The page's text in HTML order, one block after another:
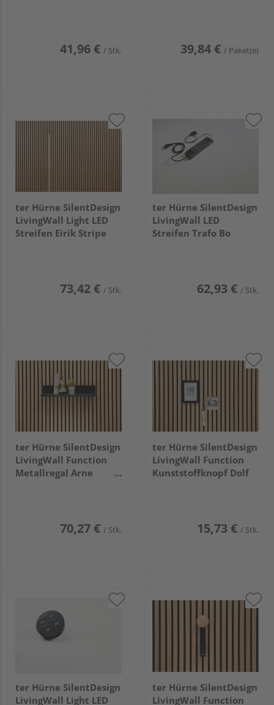
41,96 € / Stk. 39,84 € / Paket(e)
ter Hürne SilentDesign
LivingWall Light LED
Streifen Eirik Stripe
73,42 € / Stk.
ter Hürne SilentDesign
LivingWall LED
Streifen Trafo Bo
62,93 € / Stk.
ter Hürne SilentDesign
LivingWall Function
Metallregal Arne
70,27 € / Stk.
ter Hürne SilentDesign
LivingWall Function
Kunststoffknopf Dolf
15,73 € / Stk.
ter Hürne SilentDesign
LivingWall Light LED
ter Hürne SilentDesign
LivingWall Function